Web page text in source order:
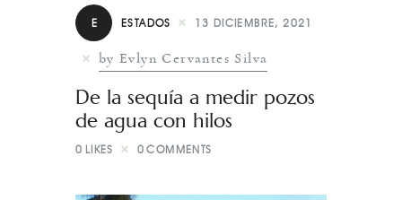
E ESTADOS 13 DICIEMBRE, 2021
by Evlyn Cervantes Silva
De la sequía a medir pozos
de agua con hilos
0 LIKES 0 COMMENTS